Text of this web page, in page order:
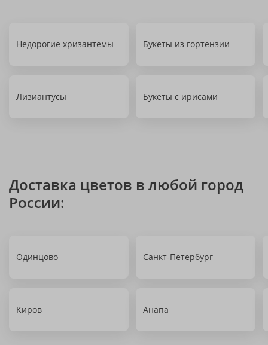
Недорогие хризантемы Букеты из гортензии
Лизиантусы Букеты с ирисами
Доставка цветов в любой город
России:
Одинцово Санкт-Петербург
Киров Анапа